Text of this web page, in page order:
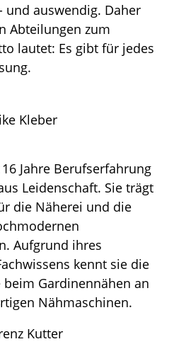
und auswendig. Daher
Abteilungen zum
lautet: Es gibt für jedes
Jahre Berufserfahrung
Leidenschaft. Sie trägt
die Näherei und die
Aufgrund ihres
kennt sie die
Gardinennähen an
Nähmaschinen.